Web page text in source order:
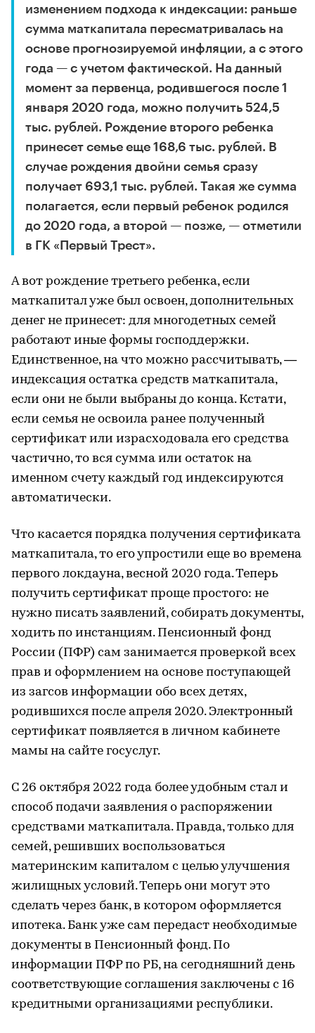
изменением подхода к индексации: раньше
сумма маткапитала пересматривалась на
основе прогнозируемой инфляции, а с этого
года — с учетом фактической. На данный
момент за первенца, родившегося после 1
января 2020 года, можно получить 524,5
тыс. рублей. Рождение второго ребенка
принесет семье еще 168,6 тыс. рублей. В
случае рождения двойни семья сразу
получает 693,1 тыс. рублей. Такая же сумма
полагается, если первый ребенок родился
до 2020 года, а второй — позже, — отметили
в ГК «Первый Трест».
А вот рождение третьего ребенка, если
маткапитал уже был освоен, дополнительных
денег не принесет: для многодетных семей
работают иные формы господдержки.
Единственное, на что можно рассчитывать, —
индексация остатка средств маткапитала,
если они не были выбраны до конца. Кстати,
если семья не освоила ранее полученный
сертификат или израсходовала его средства
частично, то вся сумма или остаток на
именном счету каждый год индексируются
автоматически.
Что касается порядка получения сертификата
маткапитала, то его упростили еще во времена
первого локдауна, весной 2020 года. Теперь
получить сертификат проще простого: не
нужно писать заявлений, собирать документы,
ходить по инстанциям. Пенсионный фонд
России (ПФР) сам занимается проверкой всех
прав и оформлением на основе поступающей
из загсов информации обо всех детях,
родившихся после апреля 2020. Электронный
сертификат появляется в личном кабинете
мамы на сайте госуслуг.
С 26 октября 2022 года более удобным стал и
способ подачи заявления о распоряжении
средствами маткапитала. Правда, только для
семей, решивших воспользоваться
материнским капиталом с целью улучшения
жилищных условий. Теперь они могут это
сделать через банк, в котором оформляется
ипотека. Банк уже сам передаст необходимые
документы в Пенсионный фонд. По
информации ПФР по РБ, на сегодняшний день
соответствующие соглашения заключены с 16
кредитными организациями республики.